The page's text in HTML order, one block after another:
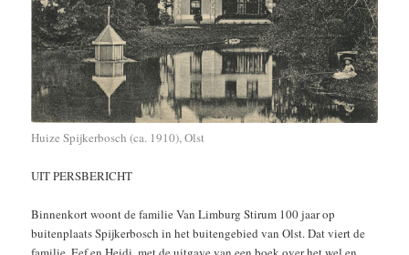
Huize Spijkerbosch (ca. 1910), Olst
UIT PERSBERICHT
Binnenkort woont de familie Van Limburg Stirum 100 jaar op
buitenplaats Spijkerbosch in het buitengebied van Olst. Dat viert de